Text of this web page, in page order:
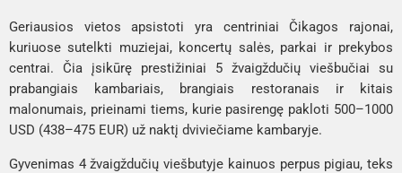
Geriausios vietos apsistoti yra centriniai Čikagos rajonai,
kuriuose sutelkti muziejai, koncertų salės, parkai ir prekybos
centrai. Čia įsikūrę prestižiniai 5 žvaigždučių viešbučiai su
prabangiais kambariais, brangiais restoranais ir kitais
malonumais, prieinami tiems, kurie pasirengę pakloti 500–1000
USD (438–475 EUR) už naktį dviviečiame kambaryje.
Gyvenimas 4 žvaigždučių viešbutyje kainuos perpus pigiau, teks